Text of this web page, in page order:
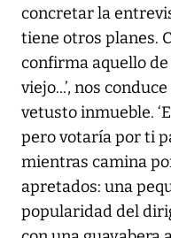
concretar la
tiene otros planes.
confirma aquello de
viejo...’, nos
vetusto inmueble.
pero votaría por ti
mientras camina
apretados: una
popularidad del